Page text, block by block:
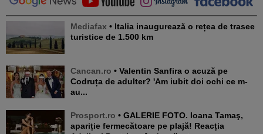
Mediafax • Italia inaugurează o rețea de trasee
turistice de 1.500 km
Cancan.ro • Valentin Sanfira o acuză pe
Codruța de adulter? 'Am iubit doi ochi ce m-
au...
Prosport.ro • GALERIE FOTO. Ioana Tamaş,
apariție fermecătoare pe plajă! Reacția